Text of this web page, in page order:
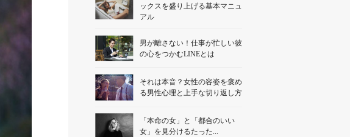
ックスを盛り上げる基本マニュ
アル
男が離さない！仕事が忙しい彼
の心をつかむLINEとは
それは本音？女性の容姿を褒め
る男性心理と上手な切り返し方
「本命の女」と「都合のいい
女」を見分けるたった...